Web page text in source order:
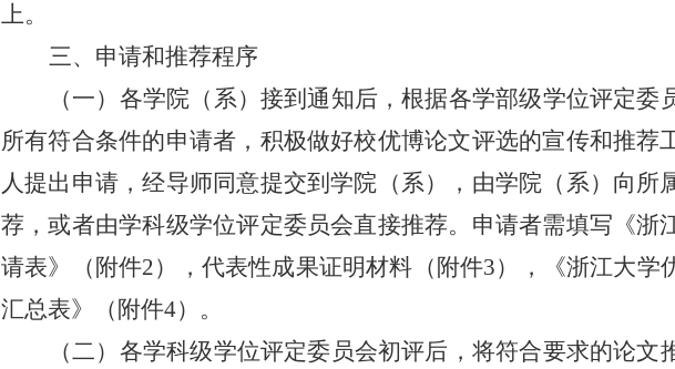
上。
三、申请和推荐程序
（一）各学院（系）接到通知后，根据各学部级学位评定委
所有符合条件的申请者，积极做好校优博论文评选的宣传和推荐
人提出申请，经导师同意提交到学院（系），由学院（系）向所
荐，或者由学科级学位评定委员会直接推荐。申请者需填写《浙
请表》（附件2），代表性成果证明材料（附件3），《浙江大学
汇总表》（附件4）。
（二）各学科级学位评定委员会初评后，将符合要求的论文